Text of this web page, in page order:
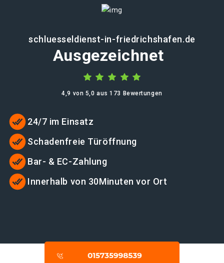
schluesseldienst-in-friedrichshafen.de
Ausgezeichnet
4,9 von 5,0 aus 173 Bewertungen
24/7 im Einsatz
Schadenfreie Türöffnung
Bar- & EC-Zahlung
Innerhalb von 30Minuten vor Ort